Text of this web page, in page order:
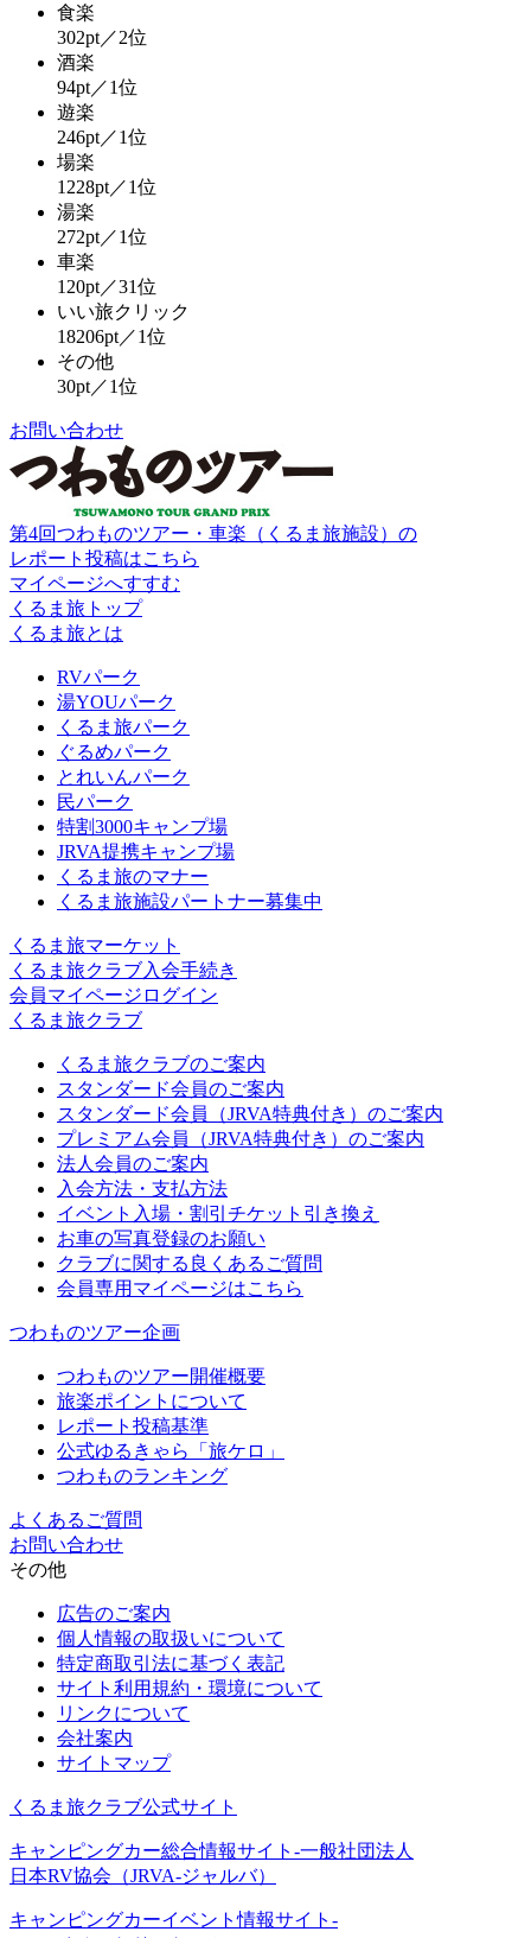
食楽
302pt／2位
酒楽
94pt／1位
遊楽
246pt／1位
場楽
1228pt／1位
湯楽
272pt／1位
車楽
120pt／31位
いい旅クリック
18206pt／1位
その他
30pt／1位
お問い合わせ
第4回つわものツアー・車楽（くるま旅施設）の
レポート投稿はこちら
マイページへすすむ
くるま旅トップ
くるま旅とは
RVパーク
湯YOUパーク
くるま旅パーク
ぐるめパーク
とれいんパーク
民パーク
特割3000キャンプ場
JRVA提携キャンプ場
くるま旅のマナー
くるま旅施設パートナー募集中
くるま旅マーケット
くるま旅クラブ入会手続き
会員マイページログイン
くるま旅クラブ
くるま旅クラブのご案内
スタンダード会員のご案内
スタンダード会員（JRVA特典付き）のご案内
プレミアム会員（JRVA特典付き）のご案内
法人会員のご案内
入会方法・支払方法
イベント入場・割引チケット引き換え
お車の写真登録のお願い
クラブに関する良くあるご質問
会員専用マイページはこちら
つわものツアー企画
つわものツアー開催概要
旅楽ポイントについて
レポート投稿基準
公式ゆるきゃら「旅ケロ」
つわものランキング
よくあるご質問
お問い合わせ
その他
広告のご案内
個人情報の取扱いについて
特定商取引法に基づく表記
サイト利用規約・環境について
リンクについて
会社案内
サイトマップ
くるま旅クラブ公式サイト
キャンピングカー総合情報サイト-一般社団法人
日本RV協会（JRVA-ジャルバ）
キャンピングカーイベント情報サイト-